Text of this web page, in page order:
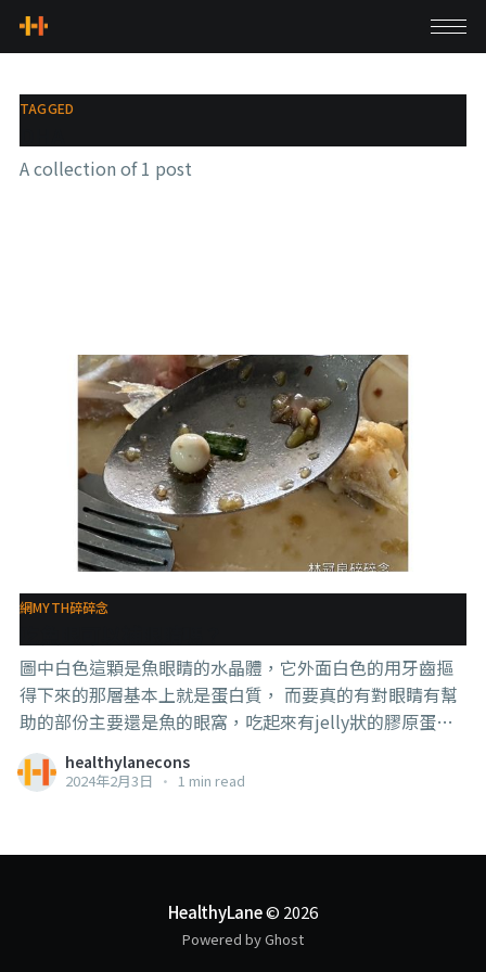
TAGGED
A collection of 1 post
網MYTH碎碎念
圖中白色這顆是魚眼睛的水晶體，它外面白色的用牙齒摳
得下來的那層基本上就是蛋白質， 而要真的有對眼睛有幫
助的部份主要還是魚的眼窩，吃起來有jelly狀的膠原蛋
白，裡面有omega 3，更正確來說是有大量DHA。 DHA是
對眼睛和神經系統都是有幫助的，所以要說補眼睛也是可
也一樣有不少， 即使魚眼睛的DHA含量比魚肉多，但魚肉
的，而且不只DHA，也有EPA。 魚肉嘛，一個禮拜吃2到3
份（掌心大小）其實也就可以攝取到足夠的EPA DHA了。
healthylanecons
2024年2月3日 • 1 min read
HealthyLane© 2026
Powered by Ghost